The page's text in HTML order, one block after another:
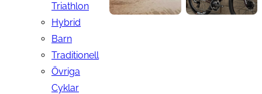
Triathlon
Hybrid
Barn
Traditionell
Övriga
Cyklar